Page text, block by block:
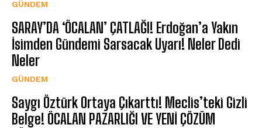
GÜNDEM
SARAY’DA ‘ÖCALAN’ ÇATLAĞI! Erdoğan’a Yakın
İsimden Gündemi Sarsacak Uyarı! Neler Dedi
Neler
GÜNDEM
Saygı Öztürk Ortaya Çıkarttı! Meclis’teki Gizli
Belge! ÖCALAN PAZARLIĞI VE YENİ ÇÖZÜM